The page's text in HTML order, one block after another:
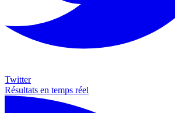
Twitter
Résultats en temps réel